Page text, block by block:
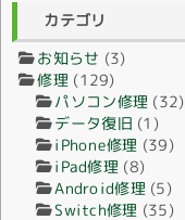
カテゴリ
お知らせ (3)
修理 (129)
パソコン修理 (32)
データ復旧 (1)
iPhone修理 (39)
iPad修理 (8)
Android修理 (5)
Switch修理 (35)